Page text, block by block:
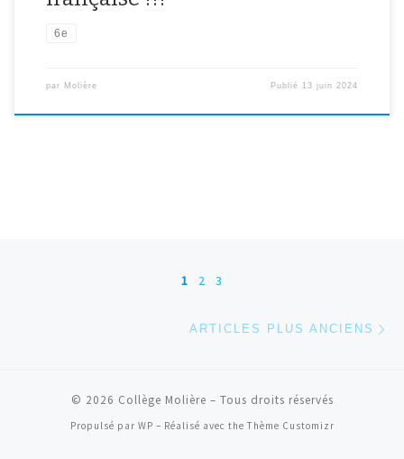
6e
par Molière Publié 13 juin 2024
Navigation dans les articles
1 2 3
ARTICLES PLUS ANCIENS
© 2026 Collège Molière – Tous droits réservés
Propulsé par WP – Réalisé avec the Thème Customizr